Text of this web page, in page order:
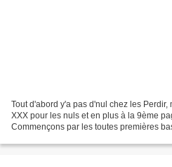
Tout d'abord y'a pas d'nul chez les
XXX pour les nuls et en plus à la 9ème
Commençons par les toutes premières